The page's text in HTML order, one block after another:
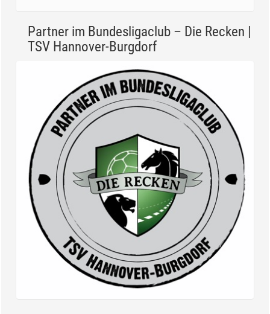
Partner im Bundesligaclub – Die Recken |
TSV Hannover-Burgdorf